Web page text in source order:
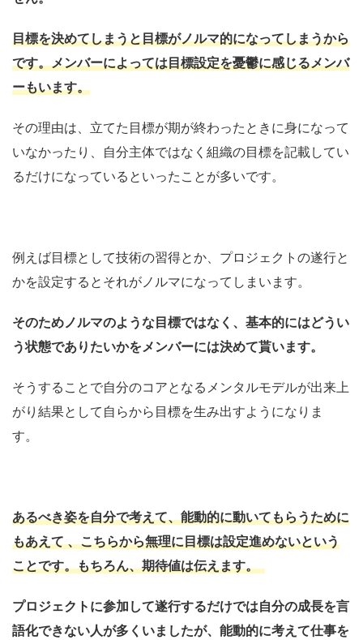
目標を決めてしまうと目標がノルマ的になってしまうから
です。メンバーによっては目標設定を憂鬱に感じるメンバ
ーもいます。
その理由は、立てた目標が期が終わったときに身になって
いなかったり、 自分主体ではなく組織の目標を記載してい
るだけになっている といった ことが多いです。
例えば目標として技術の習得とか、プロジェクトの遂行と
かを設定するとそれがノルマになってしまいます。
そのためノルマのような目標ではなく、基本的にはどうい
う状態でありたいかをメンバーには決めて貰います。
そうすることで自分のコアとなるメンタルモデルが出来上
がり 結果として 自らから目標を生み出すようになりま
す。
あるべき姿を自分で考えて、能動的に動いてもらうために
もあえて 、こちらから無理に目標は設定進めないという
ことです。もちろん、期待値は伝えます。
プロジェクトに参加して遂行するだけでは自分の成長を言
語化できない人が多くいましたが、 能動的に考えて仕事を